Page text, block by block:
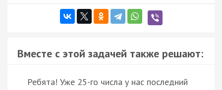
Вместе с этой задачей также решают:
Ребята! Уже 25-го числа у нас последний